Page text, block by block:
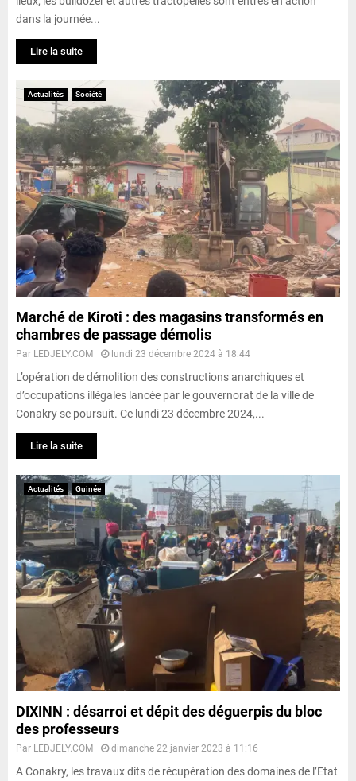
dans la journée...
Lire la suite
Actualités Société
Marché de Kiroti : des magasins transformés en
chambres de passage démolis
Par LEDJELY.COM lundi 23 décembre 2024 à 18:44
L’opération de démolition des constructions anarchiques et
d’occupations illégales lancée par le gouvernorat de la ville de
Conakry se poursuit. Ce lundi 23 décembre 2024,...
Lire la suite
Actualités Guinée
DIXINN : désarroi et dépit des déguerpis du bloc
des professeurs
Par LEDJELY.COM dimanche 22 janvier 2023 à 11:16
A Conakry, les travaux dits de récupération des domaines de l’Etat